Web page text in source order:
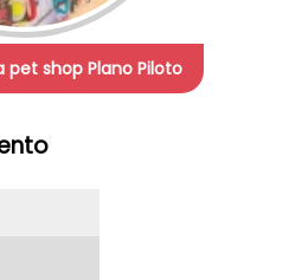
pet shop Plano Piloto